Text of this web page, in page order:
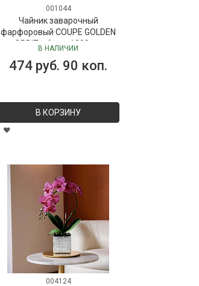
001044
Чайник заварочный
фарфоровый COUPE GOLDEN
ORBIT, объем 1000 мл
В НАЛИЧИИ
474 руб. 90 коп.
В КОРЗИНУ
004124